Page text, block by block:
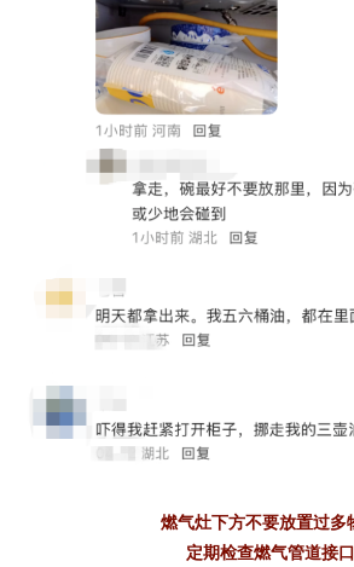
燃气灶下方不要放置过多
定期检查燃气管道接口